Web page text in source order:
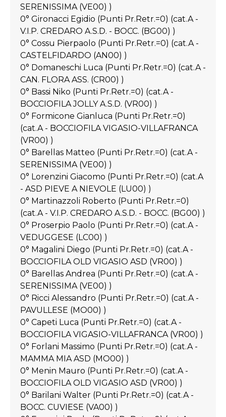
SERENISSIMA (VE00) )
0° Gironacci Egidio (Punti Pr.Retr.=0) (cat.A -
V.I.P. CREDARO A.S.D. - BOCC. (BG00) )
0° Cossu Pierpaolo (Punti Pr.Retr.=0) (cat.A -
CASTELFIDARDO (AN00) )
0° Domaneschi Luca (Punti Pr.Retr.=0) (cat.A -
CAN. FLORA ASS. (CR00) )
0° Bassi Niko (Punti Pr.Retr.=0) (cat.A -
BOCCIOFILA JOLLY A.S.D. (VR00) )
0° Formicone Gianluca (Punti Pr.Retr.=0)
(cat.A - BOCCIOFILA VIGASIO-VILLAFRANCA
(VR00) )
0° Barellas Matteo (Punti Pr.Retr.=0) (cat.A -
SERENISSIMA (VE00) )
0° Lorenzini Giacomo (Punti Pr.Retr.=0) (cat.A
- ASD PIEVE A NIEVOLE (LU00) )
0° Martinazzoli Roberto (Punti Pr.Retr.=0)
(cat.A - V.I.P. CREDARO A.S.D. - BOCC. (BG00) )
0° Proserpio Paolo (Punti Pr.Retr.=0) (cat.A -
VEDUGGESE (LC00) )
0° Magalini Diego (Punti Pr.Retr.=0) (cat.A -
BOCCIOFILA OLD VIGASIO ASD (VR00) )
0° Barellas Andrea (Punti Pr.Retr.=0) (cat.A -
SERENISSIMA (VE00) )
0° Ricci Alessandro (Punti Pr.Retr.=0) (cat.A -
PAVULLESE (MO00) )
0° Capeti Luca (Punti Pr.Retr.=0) (cat.A -
BOCCIOFILA VIGASIO-VILLAFRANCA (VR00) )
0° Forlani Massimo (Punti Pr.Retr.=0) (cat.A -
MAMMA MIA ASD (MO00) )
0° Menin Mauro (Punti Pr.Retr.=0) (cat.A -
BOCCIOFILA OLD VIGASIO ASD (VR00) )
0° Barilani Walter (Punti Pr.Retr.=0) (cat.A -
BOCC. CUVIESE (VA00) )